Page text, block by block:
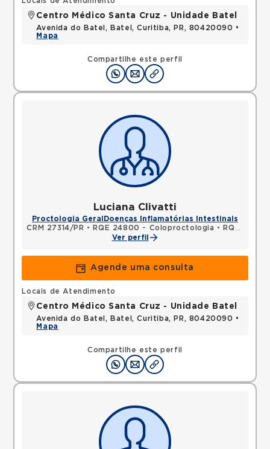
Compartilhe este perfil
Centro Médico Santa Cruz - Unidade Batel
Avenida do Batel, Batel, Curitiba, PR, 80420090 •
Mapa
Luciana Clivatti
Proctologia Geral Doenças Inflamatórias Intestinais
CRM 27314/PR • RQE 24800 - Coloproctologia •
RQE 30971 - Cirurgia geral
Ver perfil
Agende uma consulta
Compartilhe este perfil
Locais de Atendimento
Centro Médico Santa Cruz - Unidade Batel
Avenida do Batel, Batel, Curitiba, PR, 80420090 •
Mapa